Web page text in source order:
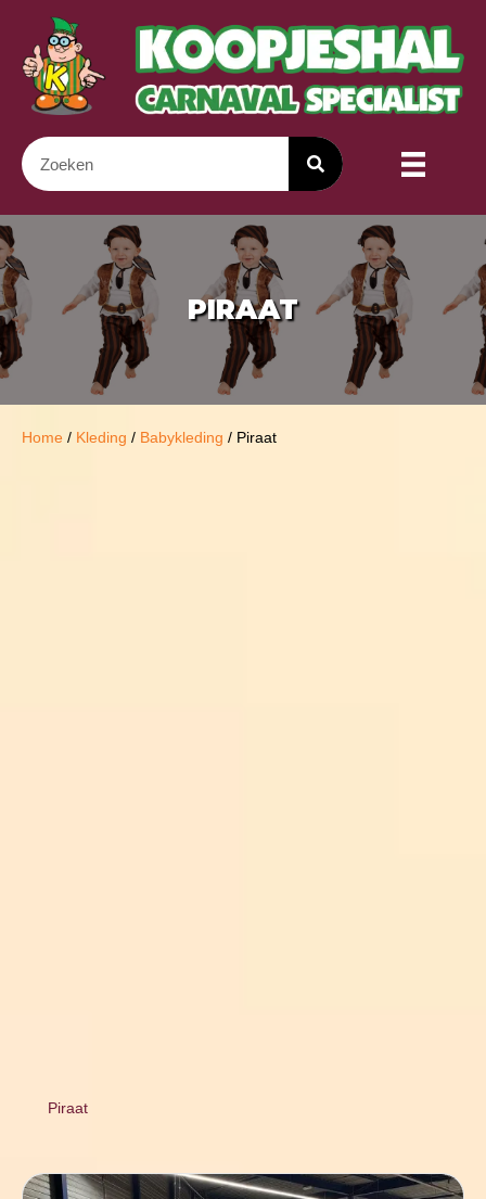
PIRAAT
Home / Kleding / Babykleding / Piraat
Piraat